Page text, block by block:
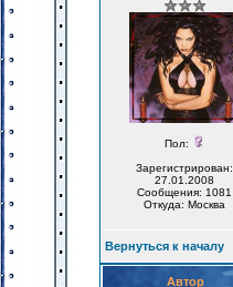
Пол:
Зарегистрирован:
27.01.2008
Сообщения: 1081
Откуда: Москва
Вернуться к началу
Автор